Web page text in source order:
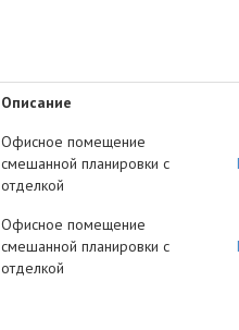
Описание
Офисное помещение
смешанной планировки с
отделкой
Офисное помещение
смешанной планировки с
отделкой